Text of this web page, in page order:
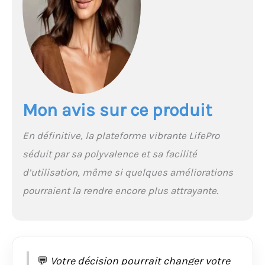
99 niveaux de vitesse. Surface
antidérapante, écran intuitif et
fonctionnement silencieux pour un
entraînement pratique où que vous soyez.
ACCOMPAGNEZ VOTRE PARCOURS FORME :
Profitez d’un manuel détaillé, d’une
assistance en direct et d’un accès
immédiat à des vidéos d’entraînement
professionnelles pour atteindre vos
objectifs avec LifePro.
Mon avis sur ce produit
En définitive, la plateforme vibrante LifePro
séduit par sa polyvalence et sa facilité
d’utilisation, même si quelques améliorations
pourraient la rendre encore plus attrayante.
💬 Votre décision pourrait changer votre